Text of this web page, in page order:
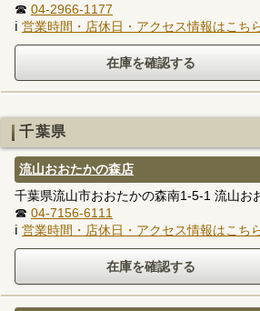
☎ 04-2966-1177
ℹ 営業時間・店休日・アクセス情報はこち
千葉県
流山おおたかの森店
千葉県流山市おおたかの森南1-5-1 流山お
☎ 04-7156-6111
ℹ 営業時間・店休日・アクセス情報はこち